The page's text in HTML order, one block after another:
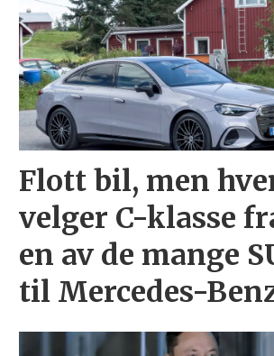
Flott bil, men
velger C-klasse
en av de mange
til Mercedes-